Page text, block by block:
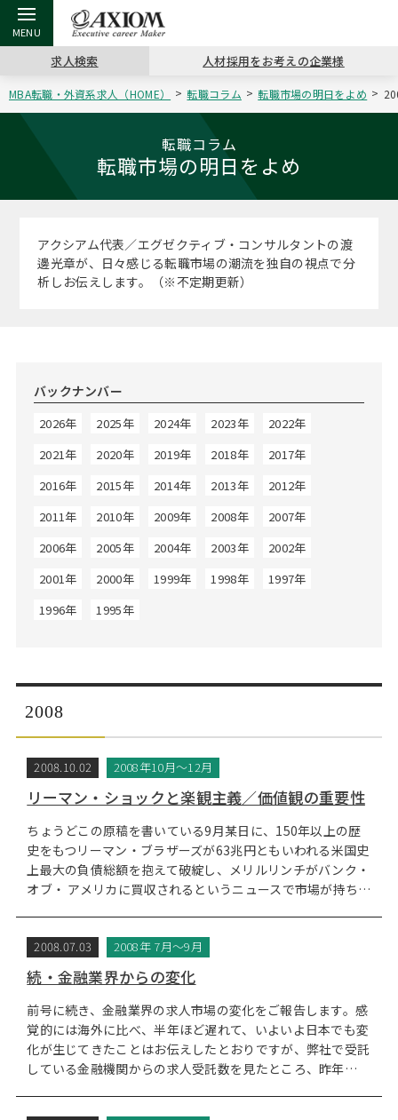
戻る
アクシアムの特長
戻る
サービス案内
戻る
“展”職
戻る
キャリア支援 TOP
キャリアデザイン講座
（最新求人市場動向）
戻る
MBAキ
ステージ別アドバイス
MBAの転職事例
MBA留学生数の推移
戻る
インターン受入企業一覧
年齢と年収の相関図
戻る
転職ツール TOP
英文レジュメの書き方
戻る
英文レ
日本語履歴書テンプレート
Web面接の準備・注意点
戻る
転職コラム TOP
“展”職相談室
コンサルティングの現場から
注目企業インタビュー
戻る
イベント・セミナー TOP
キャリアデザインセミナー
ジョブフェア
プロ経営者の特別セミナー
Career Talk Live
MBA NETWORKING
戻る
会社概要 TOP
アクセス
ニュースリリース
求人検索 人材採用をお考えの企業様
MBA転職・外資系求人（HOME） 転職コラム 転職市場の明日をよめ
転職コラム
転職市場の明日をよめ
アクシアム代表／エグゼクティブ・コンサルタントの渡
邊光章が、日々感じる転職市場の潮流を独自の視点で分
析しお伝えします。（※不定期更新）
バックナンバー
2026年 2025年 2024年 2023年
2022年
2021年
2020年 2019年 2018年
2017年
2016年
2015年 2014年 2013年
2012年
2011年
2010年 2009年 2008年
2007年
2006年
2005年 2004年 2003年
2002年
2001年
2000年 1999年 1998年
1997年
1996年
1995年
2008
2008.10.02 2008年10月～12月
リーマン・ショックと楽観主義／価値観の重要性
ちょうどこの原稿を書いている9月某日に、150年以上の歴
史をもつリーマン・ブラザーズが63兆円ともいわれる米国史
上最大の負債総額を抱えて破綻し、メリルリンチがバンク・
オブ・ アメリカに買収されるというニュースで市場が持ち…
2008.07.03 2008年 7月～9月
続・金融業界からの変化
前号に続き、金融業界の求人市場の変化をご報告します。感
覚的には海外に比べ、半年ほど遅れて、いよいよ日本でも変
化が生じてきたことはお伝えしたとおりですが、弊社で受託
している金融機関からの求人受託数を見たところ、昨年…